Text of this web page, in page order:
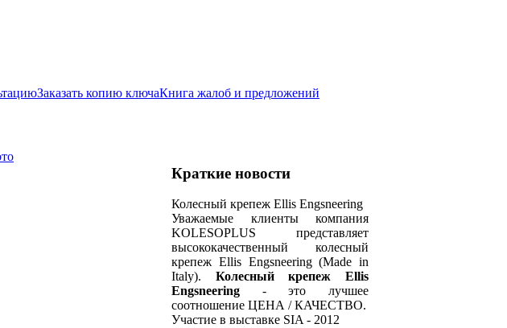
Заказать копию ключаКнига жалоб и предложений
Краткие новости
Колесный крепеж Ellis Engsneering
Уважаемые клиенты компания
KOLESOPLUS представляет
высококачественный колесный
крепеж Ellis Engsneering (Made in
Italy). Колесный крепеж Ellis
Engsneering - это лучшее
соотношение ЦЕНА / КАЧЕСТВО.
Участие в выставке SIA - 2012